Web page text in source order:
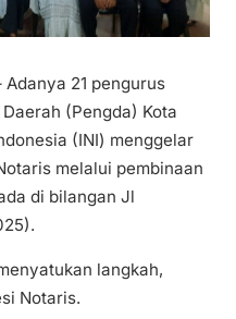
Adanya 21 pengurus
(Pengda) Kota
(INI) menggelar
melalui pembinaan
di bilangan Jl
langkah,
Notaris.